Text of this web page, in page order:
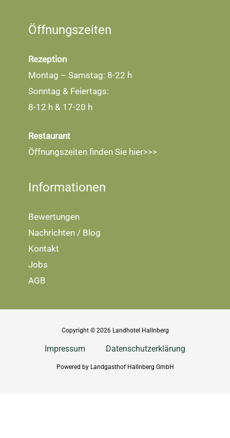
Öffnungszeiten
Rezeption
Montag – Samstag: 8-22 h
Sonntag & Feiertags:
8-12 h & 17-20 h
Restaurant
Öffnungszeiten finden Sie hier>>>
Informationen
Bewertungen
Nachrichten / Blog
Kontakt
Jobs
AGB
Copyright © 2026 Landhotel Hallnberg
Impressum Datenschutzerklärung
Powered by Landgasthof Hallnberg GmbH